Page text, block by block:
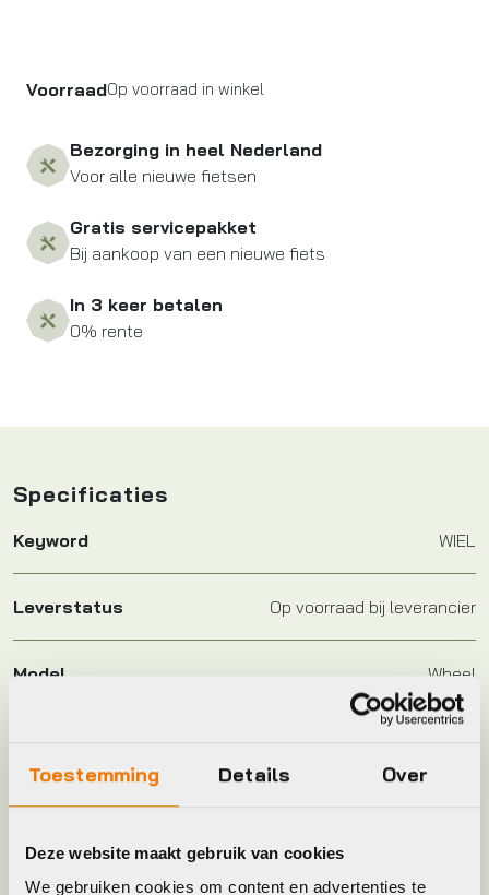
Toestemming Details Over
Deze website maakt gebruik van cookies
We gebruiken cookies om content en advertenties te
aantal
VoorraadOp voorraad in winkel
Bezorging in heel Nederland
Voor alle nieuwe fietsen
Gratis servicepakket
Bij aankoop van een nieuwe fiets
In 3 keer betalen
0% rente
Specificaties
Keyword WIEL
Leverstatus Op voorraad bij leverancier
Model Wheel
Jaar